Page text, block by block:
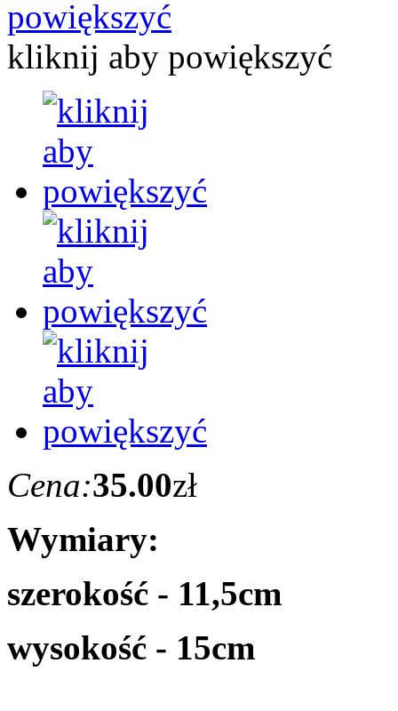
kliknij aby powiększyć
Cena:35.00zł
Wymiary:
szerokość - 11,5cm
wysokość - 15cm